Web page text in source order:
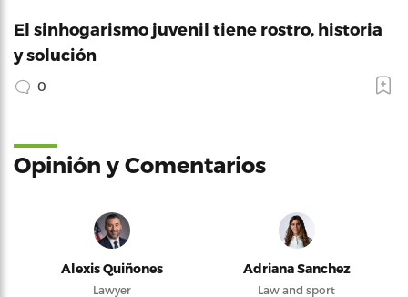
El sinhogarismo juvenil tiene rostro, historia
y solución
0
Opinión y Comentarios
Alexis Quiñones
Lawyer
Adriana Sanchez
Law and sport